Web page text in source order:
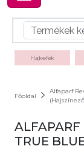
Hajkefék
Főoldal
Alfaparf
TRUE